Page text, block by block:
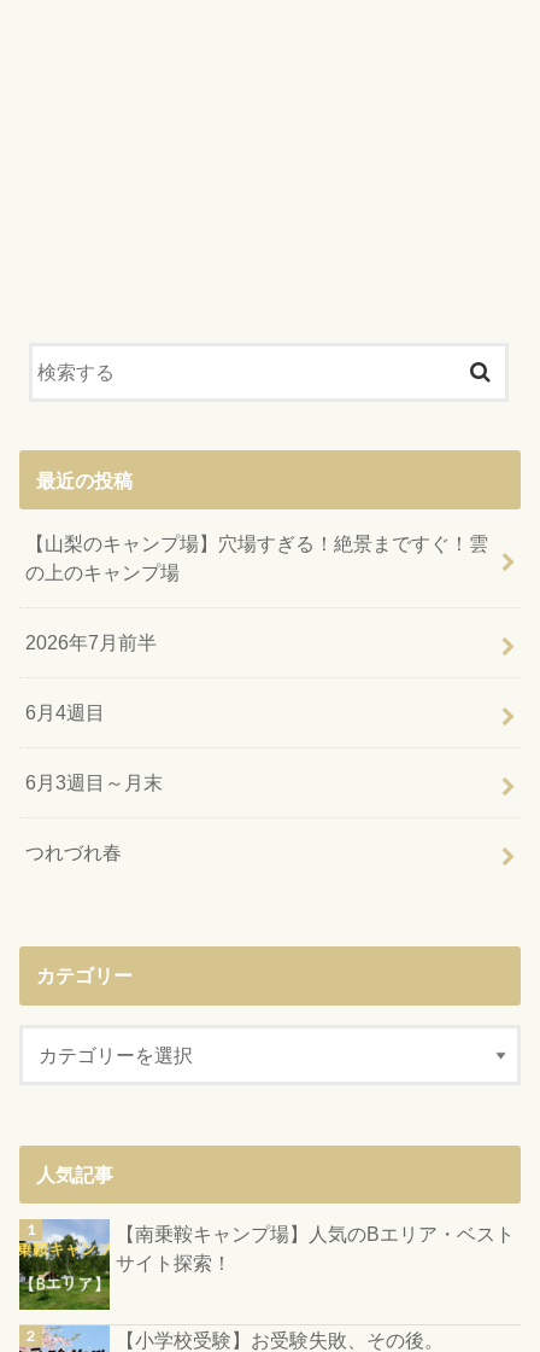
最近の投稿
【山梨のキャンプ場】穴場すぎる！絶景まですぐ！雲
の上のキャンプ場
2026年7月前半
6月4週目
6月3週目～月末
つれづれ春
カテゴリー
人気記事
【南乗鞍キャンプ場】人気のBエリア・ベスト
サイト探索！
【小学校受験】お受験失敗、その後。